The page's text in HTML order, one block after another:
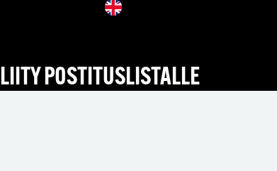
LIITY POSTITUSLISTALLE